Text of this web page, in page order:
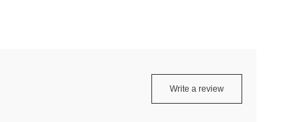
Write a review